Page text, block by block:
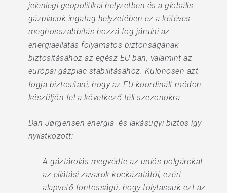
jelenlegi geopolitikai helyzetben és a globális
gázpiacok ingatag helyzetében ez a kétéves
meghosszabbítás hozzá fog járulni az
energiaellátás folyamatos biztonságának
biztosításához az egész EU-ban, valamint az
európai gázpiac stabilitásához. Különösen azt
fogja biztosítani, hogy az EU koordinált módon
készüljön fel a következő téli szezonokra.
Dan Jørgensen energia- és lakásügyi biztos így
nyilatkozott:
A gáztárolás megvédte az uniós polgárokat
az ellátási zavarok kockázatától, ezért
alapvető fontosságú, hogy folytassuk ezt az